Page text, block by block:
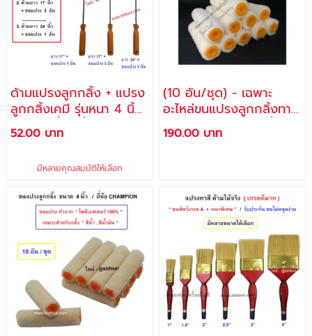
ด้ามแปรงลูกกลิ้ง + แปรง
ลูกกลิ้งเคมี รุ่นหนา 4 นิ้ว
/ ใช้ทาสีน้ำ สีน้ำมัน กาว
เคมี เป็นต้น - ALLWAYS
52.00 บาท
มีหลายคุณสมบัติให้เลือก
(10 อัน/ชุด) - เฉพาะ
อะไหล่ขนแปรงลูกกลิ้งทาสี
4 นิ้ว รุ่นหนา ใช้ทาสีน้ำ สี
น้ำมัน กาว เคมี เป็นต้น /
190.00 บาท